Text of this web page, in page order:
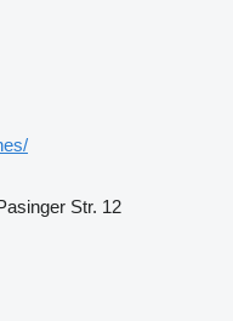
Str. 12